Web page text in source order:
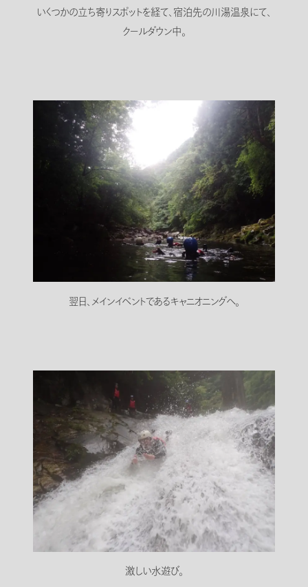
いくつかの立ち寄りスポットを経て、宿泊先の川湯温泉にて、
クールダウン中。
翌日、メインイベントであるキャニオニングへ。
激しい水遊び。